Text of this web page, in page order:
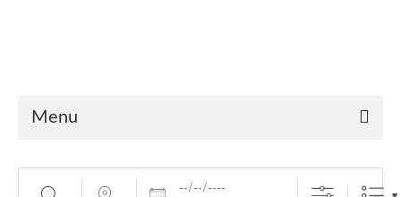
Menu
Suche Nahe ... Daten